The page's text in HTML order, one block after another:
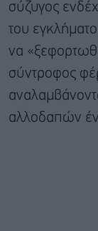
σύζυγος
του
να
σύντροφος
αλλοδαπών